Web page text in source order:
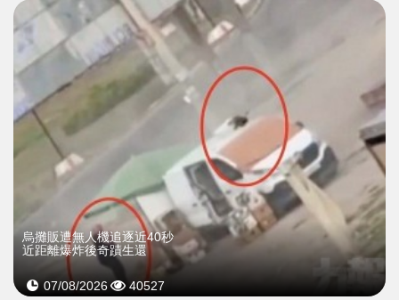
烏攤販遭無人機追逐近40秒
近距離爆炸後奇蹟生還
07/08/2026 40527